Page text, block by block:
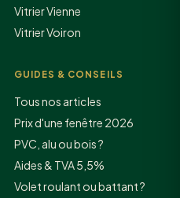
Vitrier Vienne
Vitrier Voiron
GUIDES & CONSEILS
Tous nos articles
Prix d'une fenêtre 2026
PVC, alu ou bois ?
Aides & TVA 5,5%
Volet roulant ou battant ?